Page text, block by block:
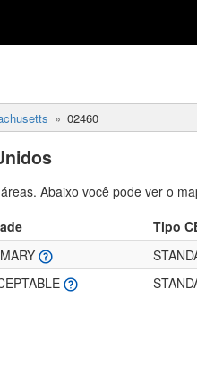
02460
Abaixo você pode ver o
Tipo